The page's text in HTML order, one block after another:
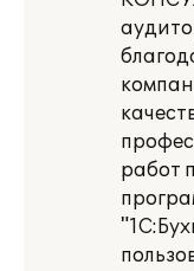
работ